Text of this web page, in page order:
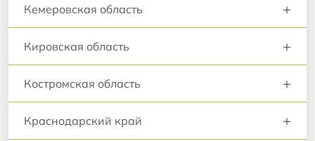
Кемеровская область +
Кировская область +
Костромская область +
Краснодарский край +